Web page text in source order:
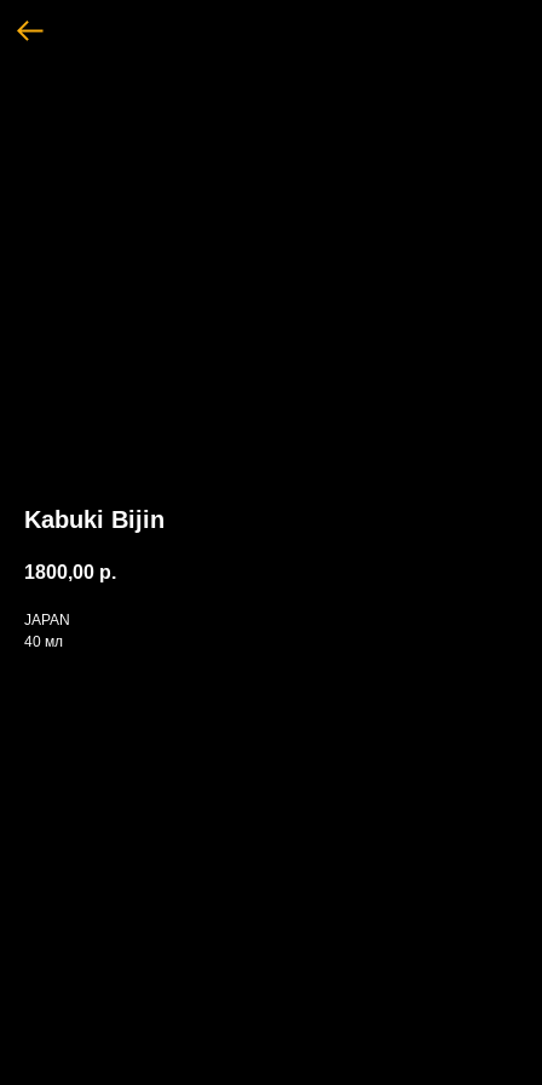
Kabuki Bijin
1800,00 р.
JAPAN
40 мл